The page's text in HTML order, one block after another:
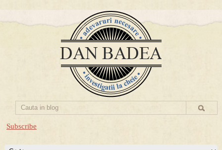
Subscribe